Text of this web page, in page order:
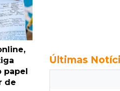
papel
de
Últimas